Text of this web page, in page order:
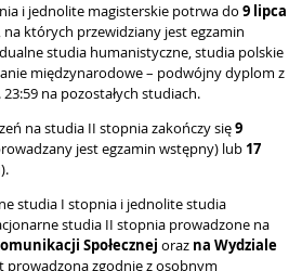
i jednolite magisterskie potrwa do 9 lipca
których przewidziany jest egzamin
studia humanistyczne, studia polskie
międzynarodowe – podwójny dyplom z
na pozostałych studiach.
na studia II stopnia zakończy się9
jest egzamin wstępny) lub 17
studia I stopnia i jednolite studia
studia II stopnia prowadzone na
Społecznej oraz na Wydziale
prowadzona zgodnie z osobnym